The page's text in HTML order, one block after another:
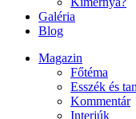
Galéria
Blog
Magazin
Főtéma
Esszék és
Kommentár
Interjúk